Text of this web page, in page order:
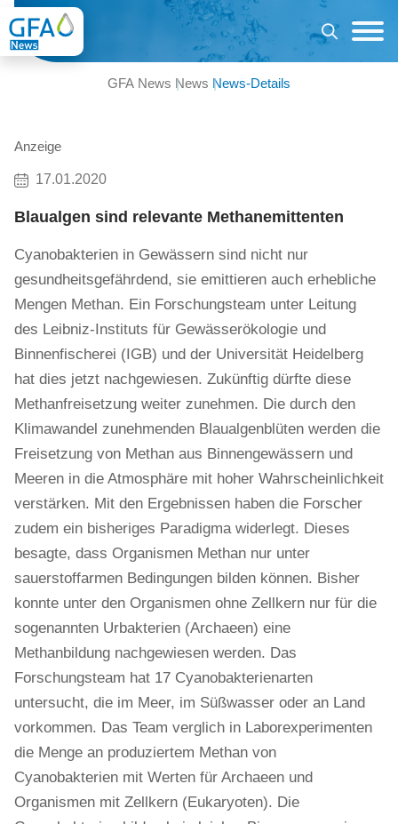
GFA News News News-Details
Anzeige
17.01.2020
Blaualgen sind relevante Methanemittenten
Cyanobakterien in Gewässern sind nicht nur
gesundheitsgefährdend, sie emittieren auch erhebliche
Mengen Methan. Ein Forschungsteam unter Leitung
des Leibniz-Instituts für Gewässerökologie und
Binnenfischerei (IGB) und der Universität Heidelberg
hat dies jetzt nachgewiesen. Zukünftig dürfte diese
Methanfreisetzung weiter zunehmen. Die durch den
Klimawandel zunehmenden Blaualgenblüten werden die
Freisetzung von Methan aus Binnengewässern und
Meeren in die Atmosphäre mit hoher Wahrscheinlichkeit
verstärken. Mit den Ergebnissen haben die Forscher
zudem ein bisheriges Paradigma widerlegt. Dieses
besagte, dass Organismen Methan nur unter
sauerstoffarmen Bedingungen bilden können. Bisher
konnte unter den Organismen ohne Zellkern nur für die
sogenannten Urbakterien (Archaeen) eine
Methanbildung nachgewiesen werden. Das
Forschungsteam hat 17 Cyanobakterienarten
untersucht, die im Meer, im Süßwasser oder an Land
vorkommen. Das Team verglich in Laborexperimenten
die Menge an produziertem Methan von
Cyanobakterien mit Werten für Archaeen und
Organismen mit Zellkern (Eukaryoten). Die